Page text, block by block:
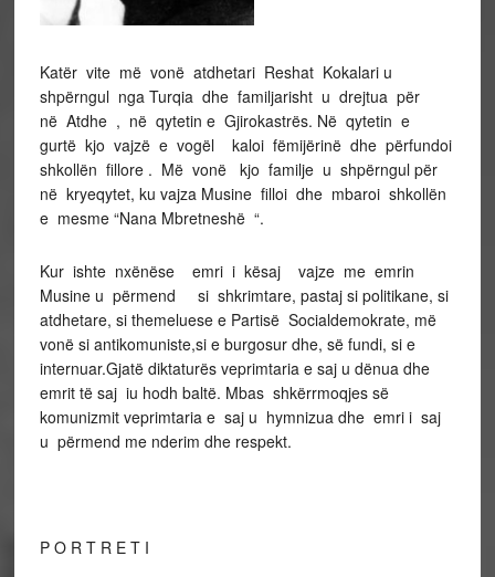
Katër vite më vonë atdhetari Reshat Kokalari u
shpërngul nga Turqia dhe familjarisht u drejtua për
në Atdhe , në qytetin e Gjirokastrës. Në qytetin e
gurtë kjo vajzë e vogël kaloi fëmijërinë dhe përfundoi
shkollën fillore . Më vonë kjo familje u shpërngul për
në kryeqytet, ku vajza Musine filloi dhe mbaroi shkollën
e mesme “Nana Mbretneshë “.
Kur ishte nxënëse emri i kësaj vajze me emrin
Musine u përmend si shkrimtare, pastaj si politikane, si
atdhetare, si themeluese e Partisë Socialdemokrate, më
vonë si antikomuniste,si e burgosur dhe, së fundi, si e
internuar.Gjatë diktaturës veprimtaria e saj u dënua dhe
emrit të saj iu hodh baltë. Mbas shkërrmoqjes së
komunizmit veprimtaria e saj u hymnizua dhe emri i saj
u përmend me nderim dhe respekt.
P O R T R E T I